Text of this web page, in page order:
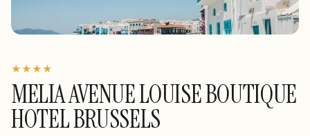
★★★★
MELIA AVENUE LOUISE BOUTIQUE
HOTEL BRUSSELS